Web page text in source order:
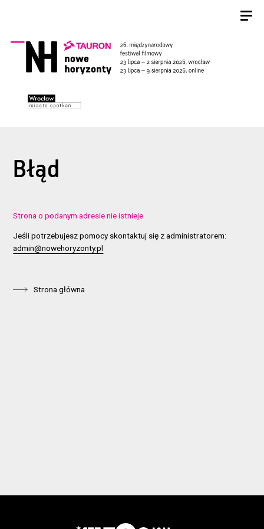
Błąd
Strona o podanym adresie nie istnieje
Jeśli potrzebujesz pomocy skontaktuj się z administratorem:
admin@nowehoryzonty.pl
Strona główna